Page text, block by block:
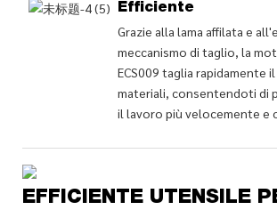
Efficiente
Grazie alla lama affilata e
meccanismo di taglio, la
ECS009 taglia rapidamente
materiali, consentendoti di
il lavoro più velocemente e
EFFICIENTE UTENSILE